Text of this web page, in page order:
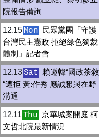
院報告備詢
12.15 Mon
民眾黨團「守護
台灣民主憲政 拒絕綠色獨裁
體制」記者會
12.13Sat
賴邀韓“國政茶敘
“遭拒 黃:作秀 應誠懇與在野
溝通
12.11 Thu 京華城案開庭 柯
文哲北院最新情況